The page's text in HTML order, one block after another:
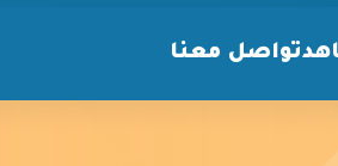
تواصل معنا